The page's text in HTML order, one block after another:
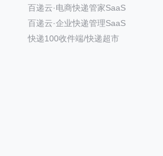
百递云·电商快递管家SaaS
百递云·企业快递管理SaaS
快递100收件端/快递超市